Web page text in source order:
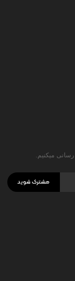
میکنیم.
مشترک شوید